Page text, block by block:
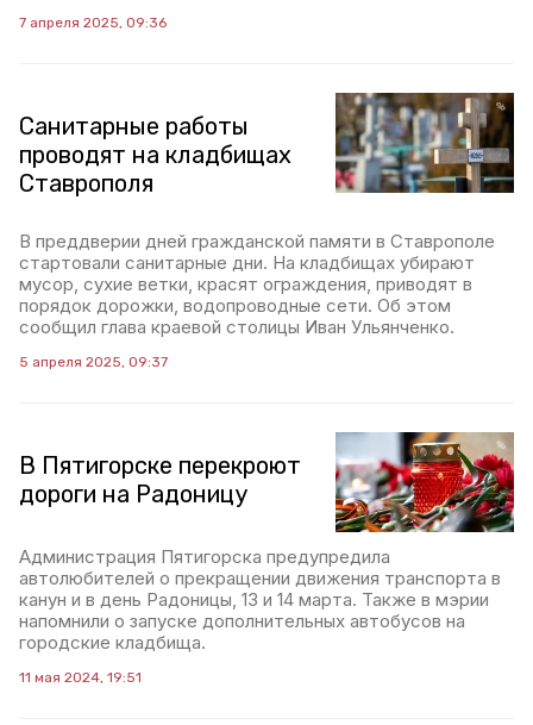
7 апреля 2025, 09:36
Санитарные работы
проводят на кладбищах
Ставрополя
В преддверии дней гражданской памяти в Ставрополе
стартовали санитарные дни. На кладбищах убирают
мусор, сухие ветки, красят ограждения, приводят в
порядок дорожки, водопроводные сети. Об этом
сообщил глава краевой столицы Иван Ульянченко.
5 апреля 2025, 09:37
В Пятигорске перекроют
дороги на Радоницу
Администрация Пятигорска предупредила
автолюбителей о прекращении движения транспорта в
канун и в день Радоницы, 13 и 14 марта. Также в мэрии
напомнили о запуске дополнительных автобусов на
городские кладбища.
11 мая 2024, 19:51